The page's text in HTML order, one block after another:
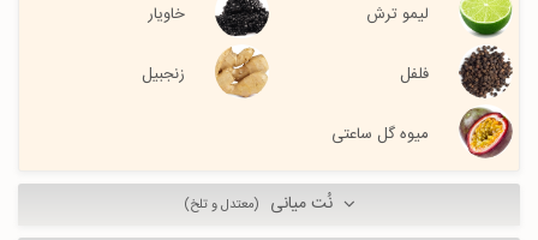
لیمو ترش خاویار
فلفل زنجبیل
میوه گل ساعتی
نُت میانی (معتدل و تلخ)